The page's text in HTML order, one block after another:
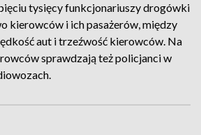
tysięcy funkcjonariuszy drogówki
kierowców i ich pasażerów, między
aut i trzeźwość kierowców. Na
sprawdzają też policjanci w